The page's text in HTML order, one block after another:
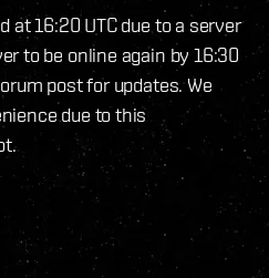
at 16:20 UTC due to a server
to be online again by 16:30
post for updates. We
due to this